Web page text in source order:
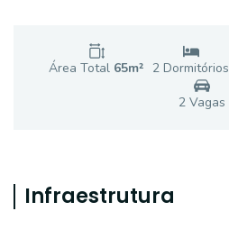
Área Total 65m² 2 Dormitórios
2 Vagas
Infraestrutura